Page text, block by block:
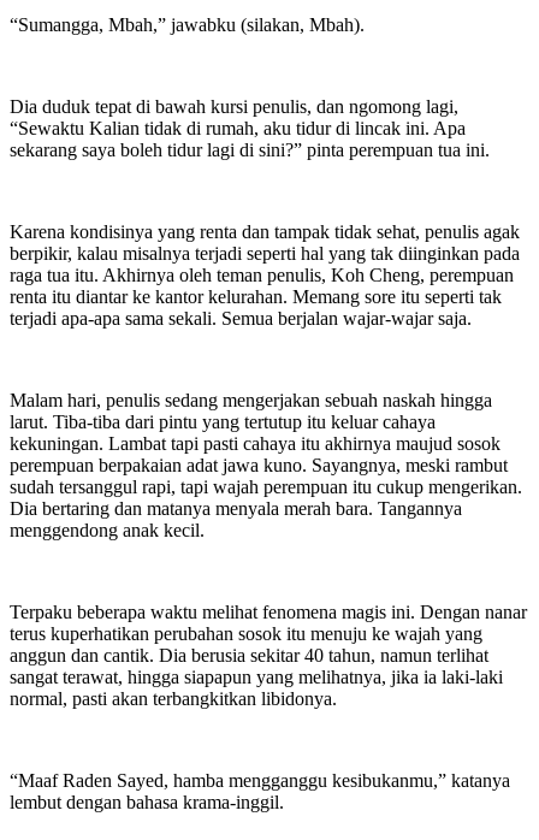
“Sumangga, Mbah,” jawabku (silakan, Mbah).
Dia duduk tepat di bawah kursi penulis, dan ngomong lagi,
“Sewaktu Kalian tidak di rumah, aku tidur di lincak ini. Apa
sekarang saya boleh tidur lagi di sini?” pinta perempuan tua ini.
Karena kondisinya yang renta dan tampak tidak sehat, penulis agak
berpikir, kalau misalnya terjadi seperti hal yang tak diinginkan pada
raga tua itu. Akhirnya oleh teman penulis, Koh Cheng, perempuan
renta itu diantar ke kantor kelurahan. Memang sore itu seperti tak
terjadi apa-apa sama sekali. Semua berjalan wajar-wajar saja.
Malam hari, penulis sedang mengerjakan sebuah naskah hingga
larut. Tiba-tiba dari pintu yang tertutup itu keluar cahaya
kekuningan. Lambat tapi pasti cahaya itu akhirnya maujud sosok
perempuan berpakaian adat jawa kuno. Sayangnya, meski rambut
sudah tersanggul rapi, tapi wajah perempuan itu cukup mengerikan.
Dia bertaring dan matanya menyala merah bara. Tangannya
menggendong anak kecil.
Terpaku beberapa waktu melihat fenomena magis ini. Dengan nanar
terus kuperhatikan perubahan sosok itu menuju ke wajah yang
anggun dan cantik. Dia berusia sekitar 40 tahun, namun terlihat
sangat terawat, hingga siapapun yang melihatnya, jika ia laki-laki
normal, pasti akan terbangkitkan libidonya.
“Maaf Raden Sayed, hamba mengganggu kesibukanmu,” katanya
lembut dengan bahasa krama-inggil.